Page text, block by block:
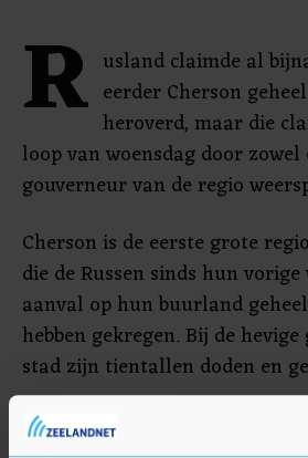
R usland claimde al
eerder Cherson
heroverd, maar die
loop van woensdag door zowel
gouverneur van de regio
Cherson is de eerste grote
die de Russen sinds hun
aanval op hun buurland
hebben gekregen. Bij de
stad zijn tientallen doden en